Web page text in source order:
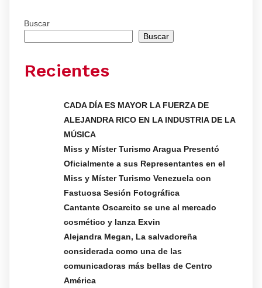
Buscar
Buscar
Recientes
CADA DÍA ES MAYOR LA FUERZA DE
ALEJANDRA RICO EN LA INDUSTRIA DE LA
MÚSICA
Miss y Míster Turismo Aragua Presentó
Oficialmente a sus Representantes en el
Miss y Míster Turismo Venezuela con
Fastuosa Sesión Fotográfica
Cantante Oscarcito se une al mercado
cosmético y lanza Exvin
Alejandra Megan, La salvadoreña
considerada como una de las
comunicadoras más bellas de Centro
América